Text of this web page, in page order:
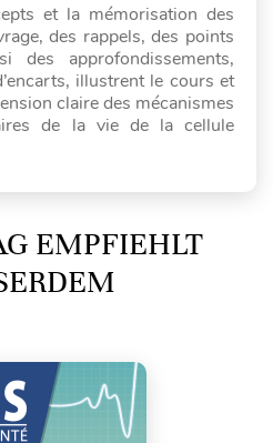
et la mémorisation des
des rappels, des points
des approfondissements,
illustrent le cours et
claire des mécanismes
de la vie de la cellule
EMPFIEHLT